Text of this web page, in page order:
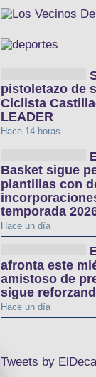
pistoletazo de
Ciclista
LEADER
Hace 14 horas
Basket sigue
plantillas con
temporada
Hace un día
afronta este
amistoso de
sigue
Hace un día
Tweets by